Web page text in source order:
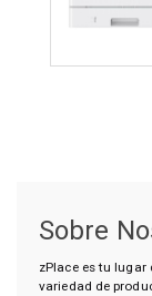
Sobre
zPlace es tu
variedad de